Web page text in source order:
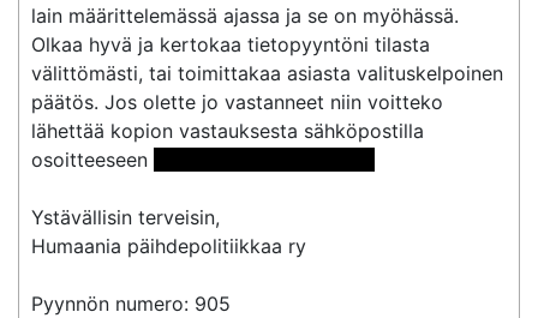
lain määrittelemässä ajassa ja se on myöhässä.
Olkaa hyvä ja kertokaa tietopyyntöni tilasta
välittömästi, tai toimittakaa asiasta valituskelpoinen
päätös. Jos olette jo vastanneet niin voitteko
lähettää kopion vastauksesta sähköpostilla
osoitteeseen
Ystävällisin terveisin,
Humaania päihdepolitiikkaa ry
Pyynnön numero: 905